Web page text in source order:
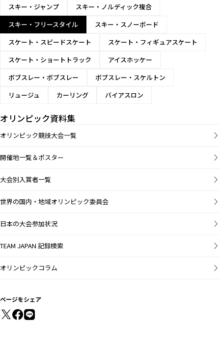
スキー・ジャンプ
スキー・ノルディック複合
スキー・フリースタイル
スキー・スノーボード
スケート・スピードスケート
スケート・フィギュアスケート
スケート・ショートトラック
アイスホッケー
ボブスレー・ボブスレー
ボブスレー・スケルトン
リュージュ
カーリング バイアスロン
オリンピック資料集
オリンピック競技大会一覧
開催地一覧＆ポスター
大会別入賞者一覧
世界の国内・地域オリンピック委員会
日本の大会参加状況
TEAM JAPAN 記録検索
オリンピックコラム
ページをシェア